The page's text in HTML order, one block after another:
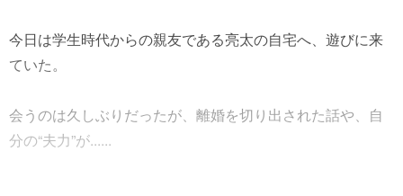
今日は学生時代からの親友である亮太の自宅へ、遊びに来
ていた。
会うのは久しぶりだったが、離婚を切り出された話や、自
分の“夫力”が......